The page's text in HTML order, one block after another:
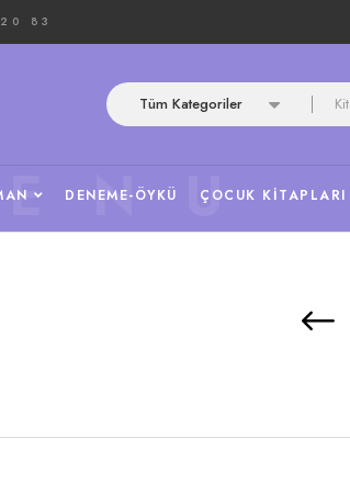
83
Tüm Kategoriler
DENEME-ÖYKÜ ÇOCUK KITAPLARI